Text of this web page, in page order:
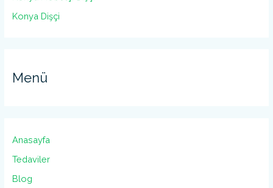
Konya Dişçi
Menü
Anasayfa
Tedaviler
Blog